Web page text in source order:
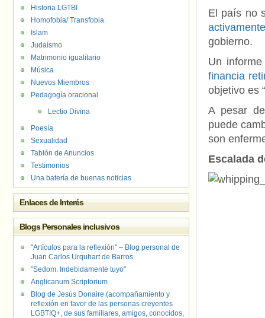
El país no
gobierno.
Un
financia
objetivo es “
A pesar
puede
son
Escalada
Historia LGTBI
Homofobia/ Transfobia.
Islam
Judaísmo
Matrimonio igualitario
Música
Nuevos Miembros
Pedagogía oracional
Lectio Divina
Poesía
Sexualidad
Tablón de Anuncios
Testimonios
Una batería de buenas noticias
Enlaces de Interés
Blogs Personales inclusivos
"Artículos para la reflexión" – Blog personal de
Juan Carlos Urquhart de Barros.
"Sedom. Indebidamente tuyo"
Anglicanum Scriptorium
Blog de Jesús Donaire (acompañamiento y
reflexión en favor de las personas creyentes
LGBTIQ+, de sus familiares, amigos, conocidos,